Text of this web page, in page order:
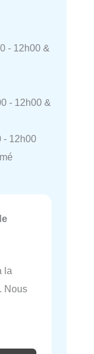
- 12h00 &
- 12h00 &
- 12h00
la
Nous